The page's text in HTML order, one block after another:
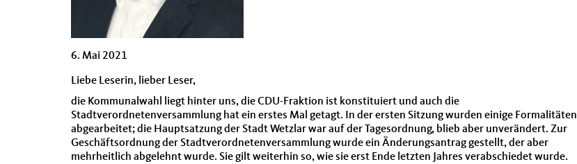
6. Mai 2021
Liebe Leserin, lieber Leser,
die Kommunalwahl liegt hinter uns, die CDU-Fraktion ist konstituiert und auch die
Stadtverordnetenversammlung hat ein erstes Mal getagt. In der ersten Sitzung wurden einige Formalitäten
abgearbeitet; die Hauptsatzung der Stadt Wetzlar war auf der Tagesordnung, blieb aber unverändert. Zur
Geschäftsordnung der Stadtverordnetenversammlung wurde ein Änderungsantrag gestellt, der aber
mehrheitlich abgelehnt wurde. Sie gilt weiterhin so, wie sie erst Ende letzten Jahres verabschiedet wurde.